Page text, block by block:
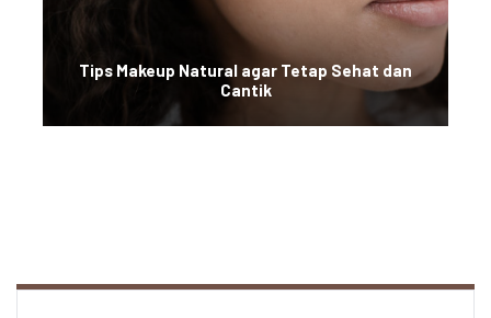
Tips Makeup Natural agar Tetap Sehat dan
Cantik